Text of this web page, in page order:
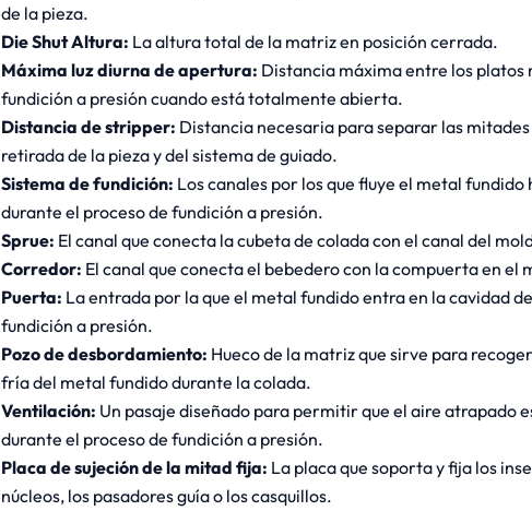
de la pieza.
Die Shut Altura: La altura total de la matriz en posición cerrada.
Máxima luz diurna de apertura: Distancia máxima entre los platos
fundición a presión cuando está totalmente abierta.
Distancia de stripper: Distancia necesaria para separar las
retirada de la pieza y del sistema de guiado.
Sistema de fundición: Los canales por los que fluye el metal
durante el proceso de fundición a presión.
Sprue: El canal que conecta la cubeta de colada con el canal del
Corredor: El canal que conecta el bebedero con la compuerta en el
Puerta: La entrada por la que el metal fundido entra en la cavidad
fundición a presión.
Pozo de desbordamiento: Hueco de la matriz que sirve para
fría del metal fundido durante la colada.
Ventilación: Un pasaje diseñado para permitir que el aire atrapado
durante el proceso de fundición a presión.
Placa de sujeción de la mitad fija: La placa que soporta y fija los
núcleos, los pasadores guía o los casquillos.